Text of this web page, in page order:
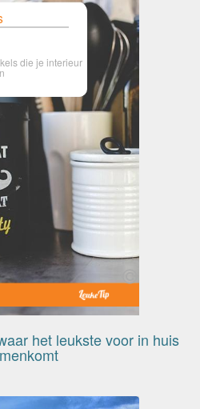
die je interieur
het leukste voor in huis